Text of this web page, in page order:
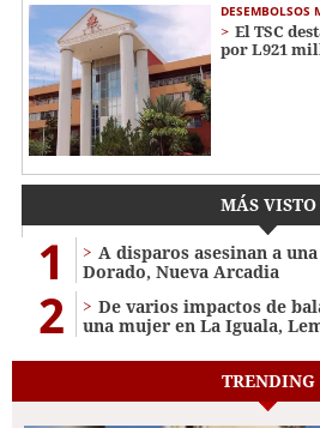
DESEMBOLSOS
El TSC
por L921
MÁS VISTO
1
A disparos asesinan a
Dorado, Nueva Arcadia
2
De varios impactos de
una mujer en La Iguala,
TRENDING